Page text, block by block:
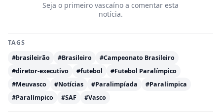
Seja o primeiro vascaíno a comentar esta
notícia.
TAGS
#brasileirão
#Brasileiro
#Campeonato Brasileiro
#diretor-executivo
#futebol
#Futebol Paralímpico
#Meuvasco
#Notícias #Paralimpíada
#Paralímpica
#Paralímpico
#SAF #Vasco